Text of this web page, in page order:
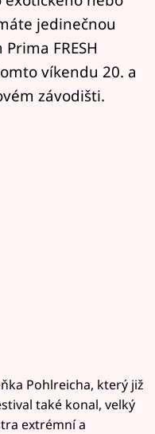
jedinečnou
FRESH
víkendu 20. a
závodišti.
Pohlreicha, který již
také konal, velký
extrémní a